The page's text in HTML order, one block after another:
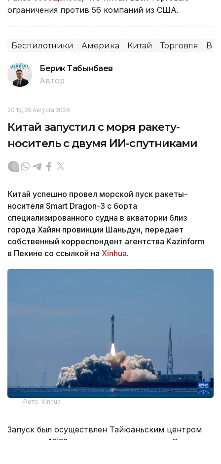
ограничения против 56 компаний из США.
Беспилотники Америка Китай Торговля В
Берик Табынбаев
Автор
20:15, 05 Августа 2026
Китай запустил с моря ракету-
носитель с двумя ИИ-спутниками
Китай успешно провел морской пуск ракеты-
носителя Smart Dragon-3 с борта
специализированного судна в акватории близ
города Хайян провинции Шаньдун, передает
собственный корреспондент агентства Kazinform
в Пекине со ссылкой на Xinhua.
Фото: Xinhua
Запуск был осуществлен Тайюаньским центром
запуска в 10:38 по пекинскому времени. Ракета